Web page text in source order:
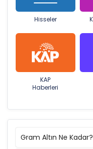
Hisseler
KAP
Haberleri
Gram Altın Ne Kadar?